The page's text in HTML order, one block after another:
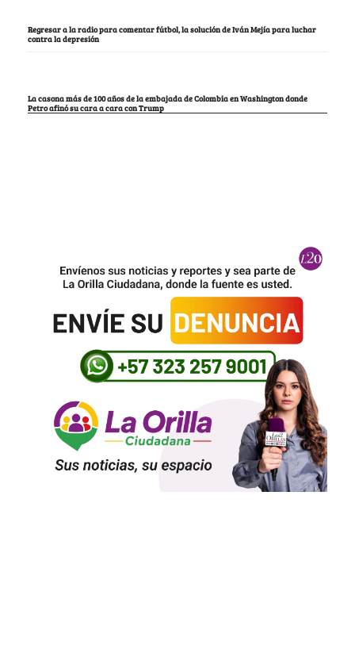
Regresar a la radio para comentar fútbol, la solución de Iván Mejía para luchar
contra la depresión
La casona más de 100 años de la embajada de Colombia en Washington donde
Petro afinó su cara a cara con Trump